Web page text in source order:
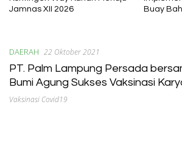
Jamnas XII 2026
Buay
DAERAH 22 Oktober 2021
PT. Palm Lampung Persada
Bumi Agung Sukses Vaksinasi
Vaksinasi Covid19